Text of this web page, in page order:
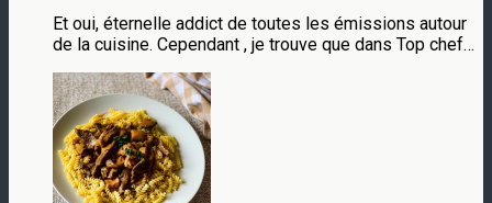
Et oui, éternelle addict de toutes les émissions autour
de la cuisine. Cependant , je trouve que dans Top chef…